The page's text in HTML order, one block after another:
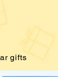
gifts